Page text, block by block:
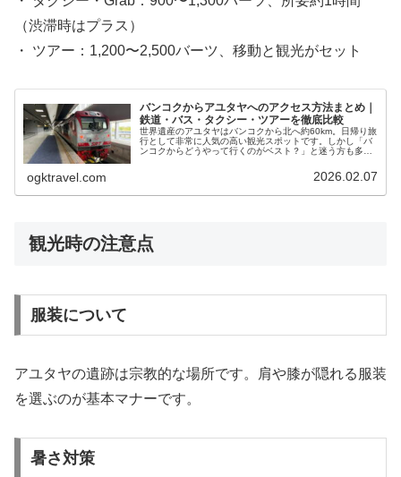
（渋滞時はプラス）
・ ツアー：1,200〜2,500バーツ、移動と観光がセット
バンコクからアユタヤへのアクセス方法まとめ｜
鉄道・バス・タクシー・ツアーを徹底比較
世界遺産のアユタヤはバンコクから北へ約60km。日帰り旅
行として非常に人気の高い観光スポットです。しかし「バ
ンコクからどうやって行くのがベスト？」と迷う方も多い
ogktravel.com 2026.02.07
観光時の注意点
服装について
アユタヤの遺跡は宗教的な場所です。肩や膝が隠れる服装
を選ぶのが基本マナーです。
暑さ対策